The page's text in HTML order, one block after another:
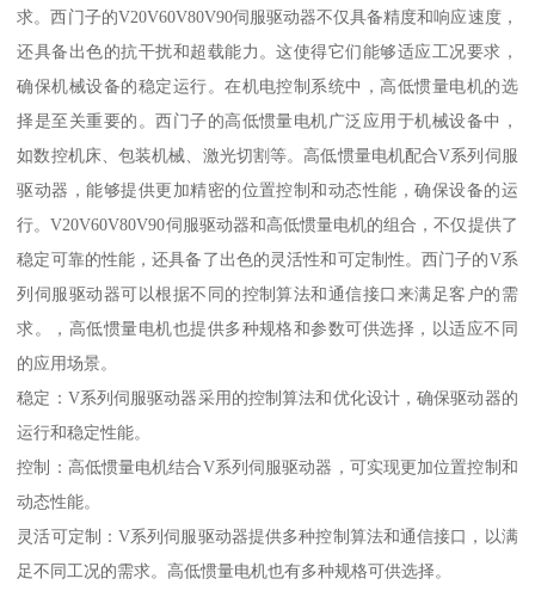
求。西门子的V20V60V80V90伺服驱动器不仅具备精度和响应速度，
还具备出色的抗干扰和超载能力。这使得它们能够适应工况要求，
确保机械设备的稳定运行。在机电控制系统中，高低惯量电机的选
择是至关重要的。西门子的高低惯量电机广泛应用于机械设备中，
如数控机床、包装机械、激光切割等。高低惯量电机配合V系列伺服
驱动器，能够提供更加精密的位置控制和动态性能，确保设备的运
行。V20V60V80V90伺服驱动器和高低惯量电机的组合，不仅提供了
稳定可靠的性能，还具备了出色的灵活性和可定制性。西门子的V系
列伺服驱动器可以根据不同的控制算法和通信接口来满足客户的需
求。，高低惯量电机也提供多种规格和参数可供选择，以适应不同
的应用场景。
稳定：V系列伺服驱动器采用的控制算法和优化设计，确保驱动器的
运行和稳定性能。
控制：高低惯量电机结合V系列伺服驱动器，可实现更加位置控制和
动态性能。
灵活可定制：V系列伺服驱动器提供多种控制算法和通信接口，以满
足不同工况的需求。高低惯量电机也有多种规格可供选择。